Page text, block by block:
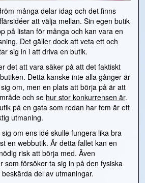
många delar idag och det finns
att välja mellan. Sin egen butik
på listan för många och kan vara en
Det gäller dock att veta ett och
sig in i att driva en butik.
det att vara säker på att det faktiskt
Detta kanske inte alla gånger är
om, men en plats att börja på är att
och se hur stor konkurrensen är.
på en gata som redan har fem är ett
utmaning.
om ens idé skulle fungera lika bra
en webbutik. Är detta fallet kan en
risk att börja med. Även
som försöker ta sig in på den fysiska
del av utmaningar.